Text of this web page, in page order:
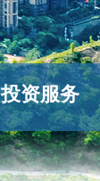
投资服务